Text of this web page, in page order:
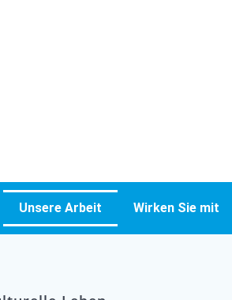
Unsere Arbeit Wirken Sie mit